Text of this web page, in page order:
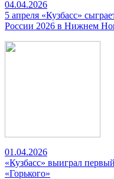
04.04.2026
5 апреля «Кузбасс»
России 2026 в Нижнем
01.04.2026
«Кузбасс» выиграл
«Горького»